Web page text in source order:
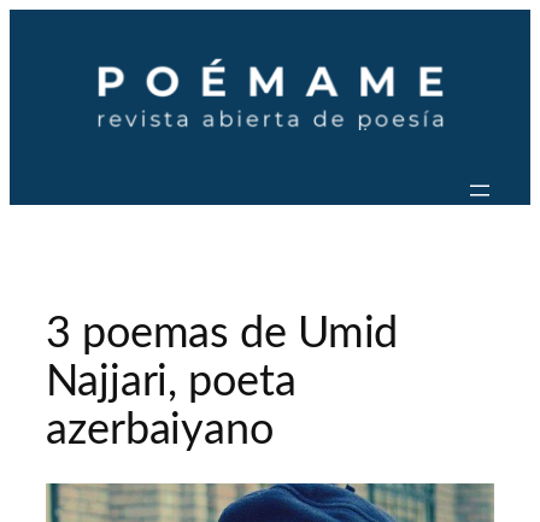
contenido
3 poemas de Umid
Najjari, poeta
azerbaiyano